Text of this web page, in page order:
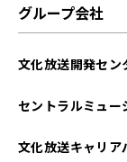
グループ会社
文化放送開発セン
セントラルミュー
文化放送キャリア